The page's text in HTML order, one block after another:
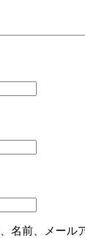
名前、メール